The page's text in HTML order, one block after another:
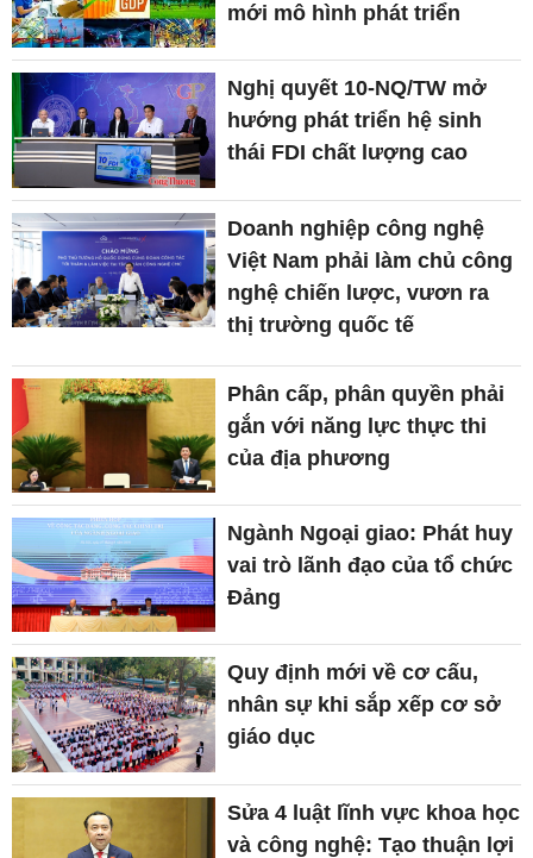
mới mô hình phát triển
Nghị quyết 10-NQ/TW mở
hướng phát triển hệ sinh
thái FDI chất lượng cao
Doanh nghiệp công nghệ
Việt Nam phải làm chủ công
nghệ chiến lược, vươn ra
thị trường quốc tế
Phân cấp, phân quyền phải
gắn với năng lực thực thi
của địa phương
Ngành Ngoại giao: Phát huy
vai trò lãnh đạo của tổ chức
Đảng
Quy định mới về cơ cấu,
nhân sự khi sắp xếp cơ sở
giáo dục
Sửa 4 luật lĩnh vực khoa học
và công nghệ: Tạo thuận lợi